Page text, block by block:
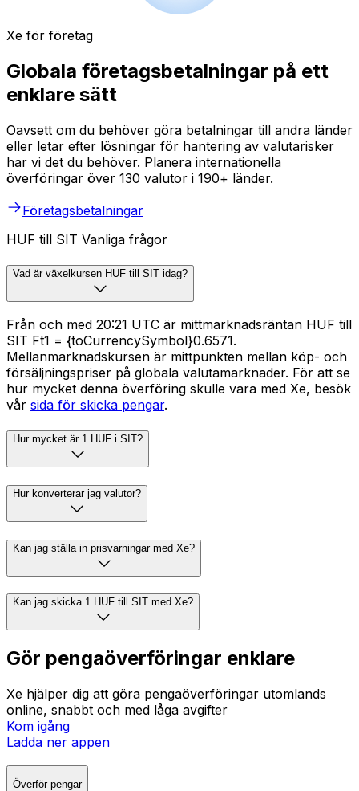
Xe för företag
Globala företagsbetalningar på ett
enklare sätt
Oavsett om du behöver göra betalningar till andra länder
eller letar efter lösningar för hantering av valutarisker
har vi det du behöver. Planera internationella
överföringar över 130 valutor i 190+ länder.
Företagsbetalningar
HUF till SIT Vanliga frågor
Vad är växelkursen HUF till SIT idag?
Från och med 20:21 UTC är mittmarknadsräntan HUF till
SIT Ft1 = {toCurrencySymbol}0.6571.
Mellanmarknadskursen är mittpunkten mellan köp- och
försäljningspriser på globala valutamarknader. För att se
hur mycket denna överföring skulle vara med Xe, besök
vår sida för skicka pengar.
Hur mycket är 1 HUF i SIT?
Hur konverterar jag valutor?
Kan jag ställa in prisvarningar med Xe?
Kan jag skicka 1 HUF till SIT med Xe?
Gör pengaöverföringar enklare
Xe hjälper dig att göra pengaöverföringar utomlands
online, snabbt och med låga avgifter
Kom igång
Ladda ner appen
Överför pengar